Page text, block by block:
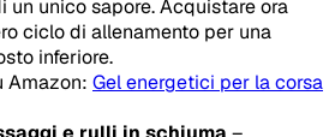
un unico sapore. Acquistare ora
ciclo di allenamento per una
inferiore.
Amazon: Gel energetici per la corsa